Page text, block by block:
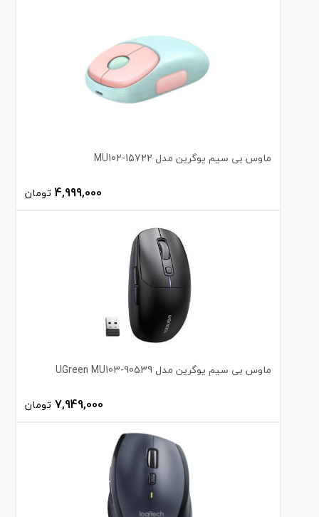
ماوس بی سیم یوگرین مدل MU102-15722
4,999,000 تومان
ماوس بی سیم یوگرین مدل UGreen MU103-90539
7,949,000 تومان